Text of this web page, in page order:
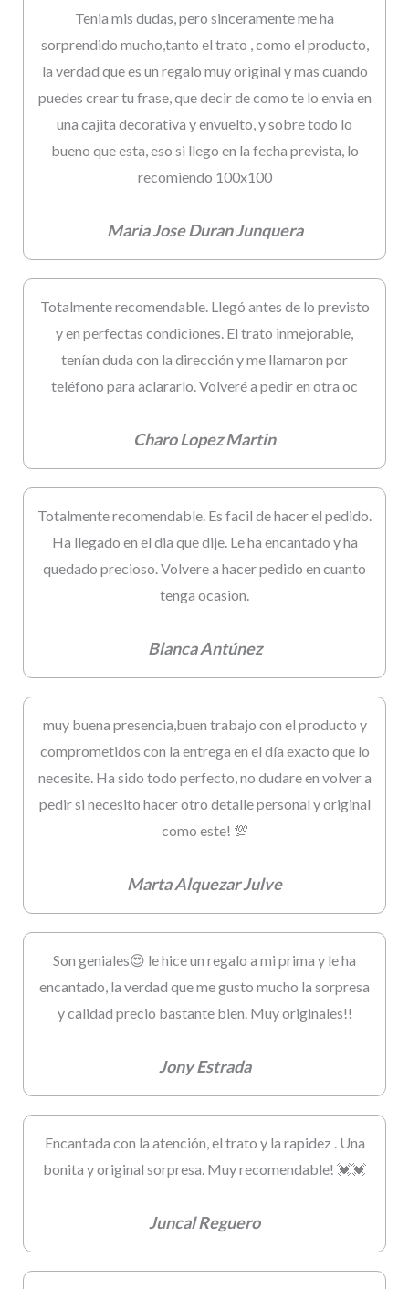
Tenia mis dudas, pero sinceramente me ha
sorprendido mucho,tanto el trato , como el producto,
la verdad que es un regalo muy original y mas cuando
puedes crear tu frase, que decir de como te lo envia en
una cajita decorativa y envuelto, y sobre todo lo
bueno que esta, eso si llego en la fecha prevista, lo
recomiendo 100x100
Maria Jose Duran Junquera
Totalmente recomendable. Llegó antes de lo previsto
y en perfectas condiciones. El trato inmejorable,
tenían duda con la dirección y me llamaron por
teléfono para aclararlo. Volveré a pedir en otra oc
Charo Lopez Martin
Totalmente recomendable. Es facil de hacer el pedido.
Ha llegado en el dia que dije. Le ha encantado y ha
quedado precioso. Volvere a hacer pedido en cuanto
tenga ocasion.
Blanca Antúnez
muy buena presencia,buen trabajo con el producto y
comprometidos con la entrega en el día exacto que lo
necesite. Ha sido todo perfecto, no dudare en volver a
pedir si necesito hacer otro detalle personal y original
como este! 💯
Marta Alquezar Julve
Son geniales😍 le hice un regalo a mi prima y le ha
encantado, la verdad que me gusto mucho la sorpresa
y calidad precio bastante bien. Muy originales!!
Jony Estrada
Encantada con la atención, el trato y la rapidez . Una
bonita y original sorpresa. Muy recomendable! 💓💓
Juncal Reguero